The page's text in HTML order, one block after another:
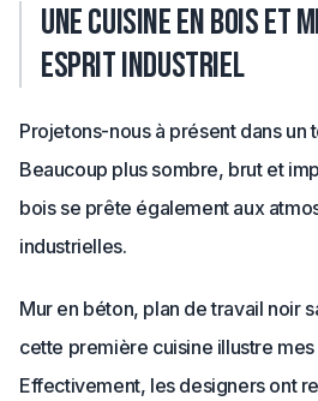
Une cuisine en bois et
esprit industriel
Projetons-nous à présent dans un
Beaucoup plus sombre, brut et
bois se prête également aux
industrielles.
Mur en béton, plan de travail noir
cette première cuisine illustre
Effectivement, les designers ont